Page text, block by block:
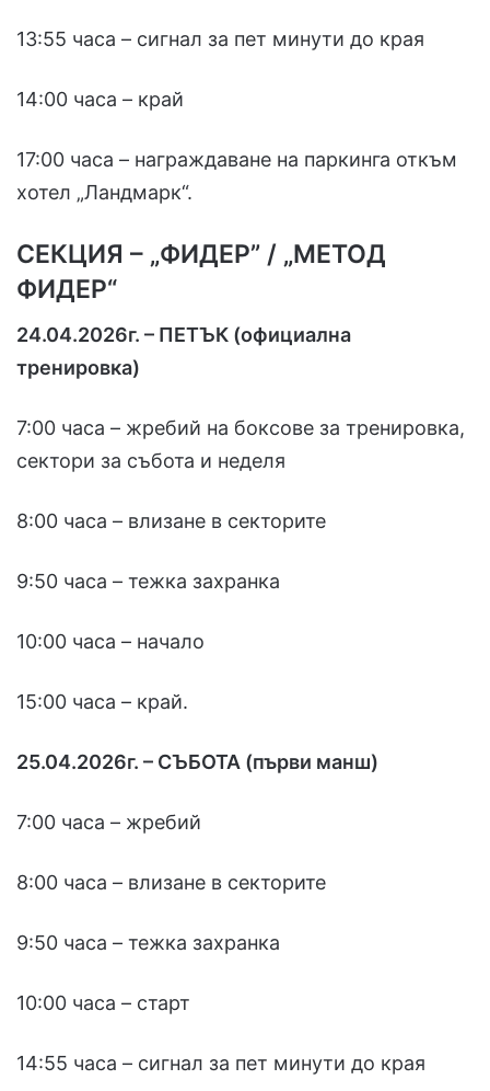
13:55 часа – сигнал за пет минути до края
14:00 часа – край
17:00 часа – награждаване на паркинга откъм
хотел „Ландмарк“.
СЕКЦИЯ – „ФИДЕР” / „МЕТОД
ФИДЕР“
24.04.2026г. – ПЕТЪК (официална
тренировка)
7:00 часа – жребий на боксове за тренировка,
сектори за събота и неделя
8:00 часа – влизане в секторите
9:50 часа – тежка захранка
10:00 часа – начало
15:00 часа – край.
25.04.2026г. – СЪБОТА (първи манш)
7:00 часа – жребий
8:00 часа – влизане в секторите
9:50 часа – тежка захранка
10:00 часа – старт
14:55 часа – сигнал за пет минути до края